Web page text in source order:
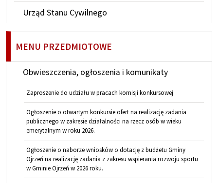
Urząd Stanu Cywilnego
MENU PRZEDMIOTOWE
Obwieszczenia, ogłoszenia i komunikaty
Zaproszenie do udziału w pracach komisji konkursowej
Ogłoszenie o otwartym konkursie ofert na realizację zadania
publicznego w zakresie działalności na rzecz osób w wieku
emerytalnym w roku 2026.
Ogłoszenie o naborze wniosków o dotację z budżetu Gminy
Ojrzeń na realizację zadania z zakresu wspierania rozwoju sportu
w Gminie Ojrzeń w 2026 roku.